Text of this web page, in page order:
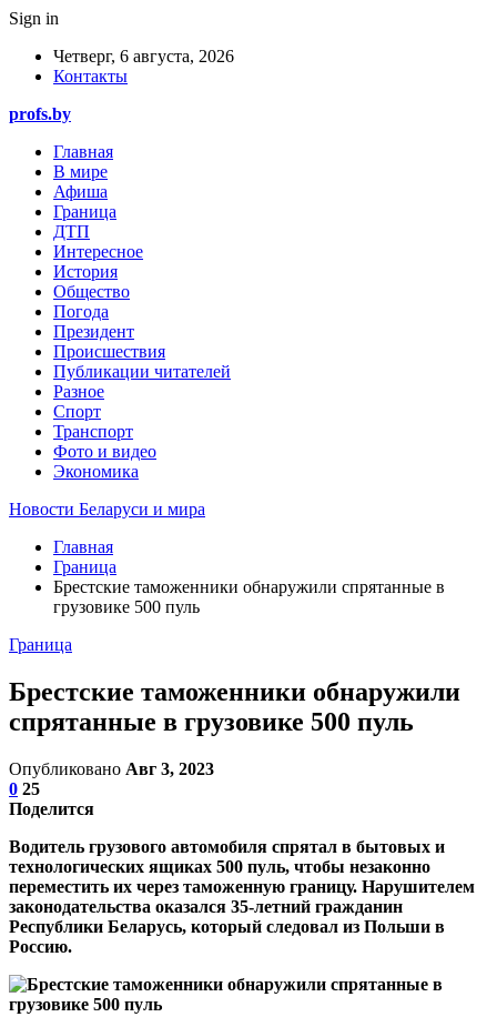
Sign in
Четверг, 6 августа, 2026
Контакты
profs.by
Главная
В мире
Афиша
Граница
ДТП
Интересное
История
Общество
Погода
Президент
Происшествия
Публикации читателей
Разное
Спорт
Транспорт
Фото и видео
Экономика
Новости Беларуси и мира
Главная
Граница
Брестские таможенники обнаружили спрятанные в
грузовике 500 пуль
Граница
Брестские таможенники обнаружили
спрятанные в грузовике 500 пуль
Опубликовано Авг 3, 2023
0 25
Поделится
Водитель грузового автомобиля спрятал в бытовых и
технологических ящиках 500 пуль, чтобы незаконно
переместить их через таможенную границу. Нарушителем
законодательства оказался 35-летний гражданин
Республики Беларусь, который следовал из Польши в
Россию.